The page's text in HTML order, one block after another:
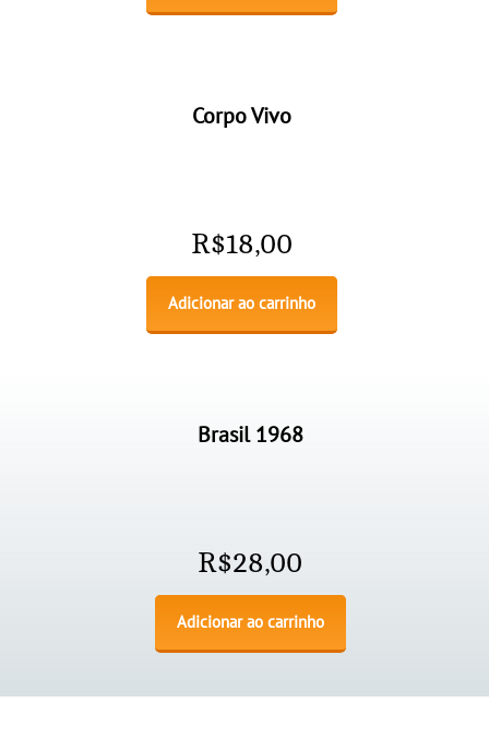
Corpo Vivo
R$18,00
Adicionar ao carrinho
Brasil 1968
R$28,00
Adicionar ao carrinho